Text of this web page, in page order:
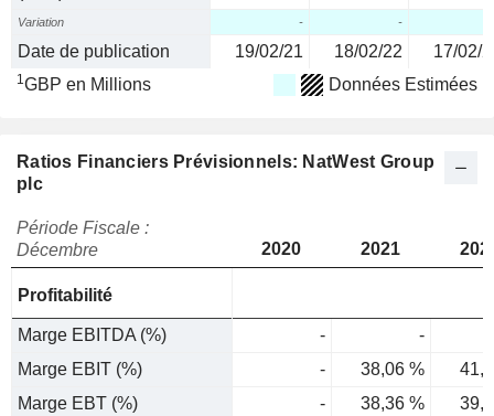
Variation - -
Date de publication 19/02/21 18/02/22 17/02/
1GBP en Millions Données Estimées
Ratios Financiers Prévisionnels: NatWest Group
plc
Période Fiscale :
Décembre
2020 2021
Profitabilité
Marge EBITDA (%) -
-
Marge EBIT (%)
- 38,06 %
Marge EBT (%)
- 38,36 %